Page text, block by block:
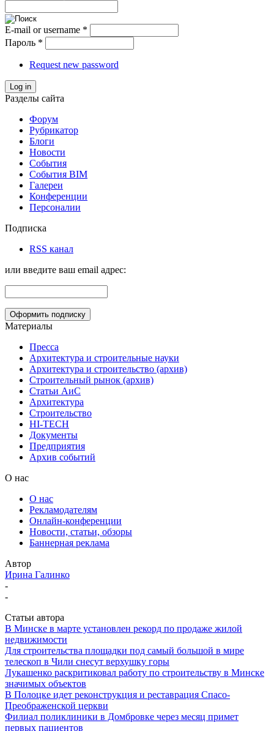
E-mail or username *
Пароль *
Request new password
Log in
Разделы сайта
Форум
Рубрикатор
Блоги
Новости
События
События BIM
Галереи
Конференции
Персоналии
Подписка
RSS канал
или введите ваш email адрес:
Материалы
Пресса
Архитектура и строительные науки
Архитектура и строительство (архив)
Строительный рынок (архив)
Статьи АиС
Архитектура
Строительство
HI-TECH
Документы
Предприятия
Архив событий
О нас
О нас
Рекламодателям
Онлайн-конференции
Новости, статьи, обзоры
Баннерная реклама
Автор
Ирина Галинко
-
-
Статьи автора
В Минске в марте установлен рекорд по продаже жилой
недвижимости
Для строительства площадки под самый большой в мире
телескоп в Чили снесут верхушку горы
Лукашенко раскритиковал работу по строительству в Минске
значимых объектов
В Полоцке идет реконструкция и реставрация Спасо-
Преображенской церкви
Филиал поликлиники в Домбровке через месяц примет
первых пациентов